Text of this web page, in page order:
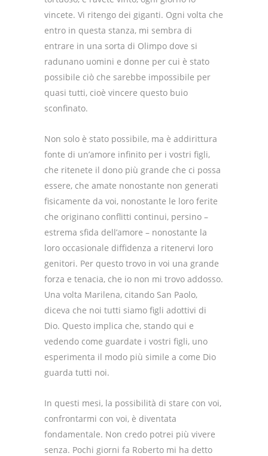
vincete. Vi ritengo dei giganti. Ogni volta che
entro in questa stanza, mi sembra di
entrare in una sorta di Olimpo dove si
radunano uomini e donne per cui è stato
possibile ciò che sarebbe impossibile per
quasi tutti, cioè vincere questo buio
sconfinato.
Non solo è stato possibile, ma è addirittura
fonte di un’amore infinito per i vostri figli,
che ritenete il dono più grande che ci possa
essere, che amate nonostante non generati
fisicamente da voi, nonostante le loro ferite
che originano conflitti continui, persino –
estrema sfida dell’amore – nonostante la
loro occasionale diffidenza a ritenervi loro
genitori. Per questo trovo in voi una grande
forza e tenacia, che io non mi trovo addosso.
Una volta Marilena, citando San Paolo,
diceva che noi tutti siamo figli adottivi di
Dio. Questo implica che, stando qui e
vedendo come guardate i vostri figli, uno
esperimenta il modo più simile a come Dio
guarda tutti noi.
In questi mesi, la possibilità di stare con voi,
confrontarmi con voi, è diventata
fondamentale. Non credo potrei più vivere
senza. Pochi giorni fa Roberto mi ha detto